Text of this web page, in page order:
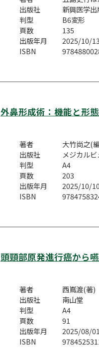
出版社
新興医学
判型
B6変形
頁数
135
出版年月
2025/10/
ISBN
外鼻形成術：機能と形
著者
大竹尚之(
出版社
メジカル
判型
A4
頁数
203
出版年月
2025/10/
ISBN
頭頸部原発進行癌から
著者
西嶌渡(著)
出版社
南山堂
判型
A4
頁数
91
出版年月
2025/08/01
ISBN